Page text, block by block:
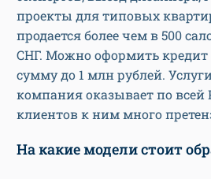
проекты для типовых
продается более чем в 500
СНГ. Можно оформить кредит
сумму до 1 млн рублей.
компания оказывает по всей
клиентов к ним много
На какие модели стоит